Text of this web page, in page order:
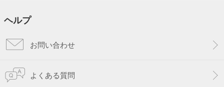
ヘルプ
お問い合わせ
よくある質問